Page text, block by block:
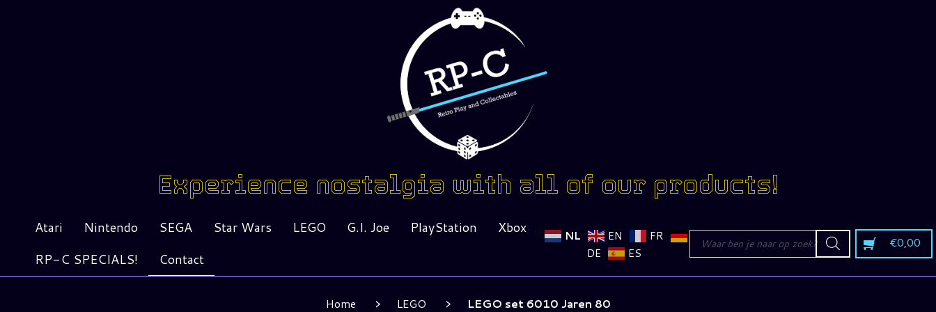
Experience nostalgia with all of our products!
Atari Nintendo SEGA Star Wars LEGO G.I. Joe PlayStation
Xbox
RP-C SPECIALS!
Contact
NL EN
FR
DE
ES
Producten
zoeken €0,00
Home LEGO LEGO set 6010 Jaren 80